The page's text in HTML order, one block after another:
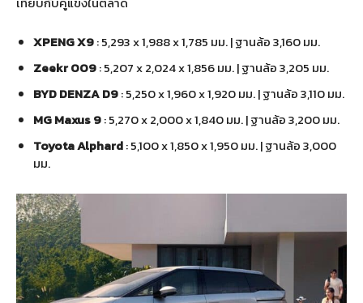
XPENG X9: 5,293 x 1,988 x 1,785 มม. | ฐานล้อ 3,160 มม.
Zeekr 009: 5,207 x 2,024 x 1,856 มม. | ฐานล้อ 3,205 มม.
BYD DENZA D9: 5,250 x 1,960 x 1,920 มม. | ฐานล้อ 3,110 มม.
MG Maxus 9: 5,270 x 2,000 x 1,840 มม. | ฐานล้อ 3,200 มม.
Toyota Alphard: 5,100 x 1,850 x 1,950 มม. | ฐานล้อ 3,000
มม.